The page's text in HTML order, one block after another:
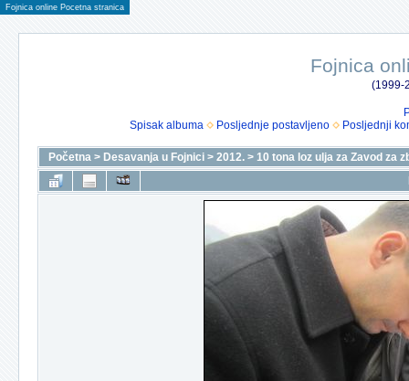
Fojnica online Pocetna stranica
Fojnica
(1999-
Spisak albuma
Posljednje postavljeno Posljednji
Početna > Desavanja u Fojnici > 2012. > 10 tona loz ulja za Zavod za